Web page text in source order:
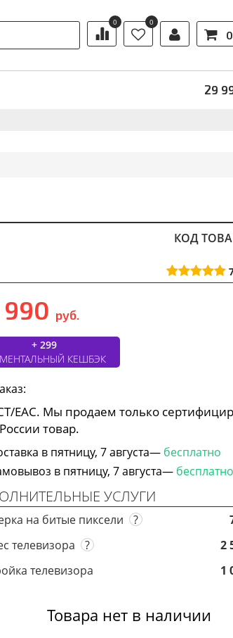
0 0
29
КОД
руб.
+ 299
КЕШБЭК
ЕАС. Мы продаем только
товар.
в пятницу, 7 августа— бесплатно
в пятницу, 7 августа— бесплатно
УСЛУГИ
на битые пиксели ?
телевизора
?
2
телевизора
1
Товара нет в наличии